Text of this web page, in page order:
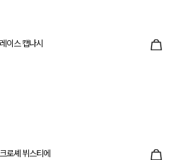
이스 캡나시
로셰 뷔스티에